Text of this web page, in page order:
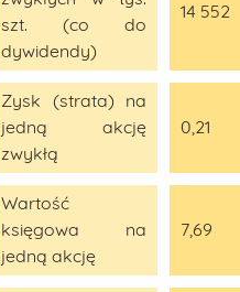
szt. (co do
dywidendy)
14 552
Zysk (strata) na
jedną akcję
zwykłą
0,21
Wartość
księgowa na
jedną akcję
7,69